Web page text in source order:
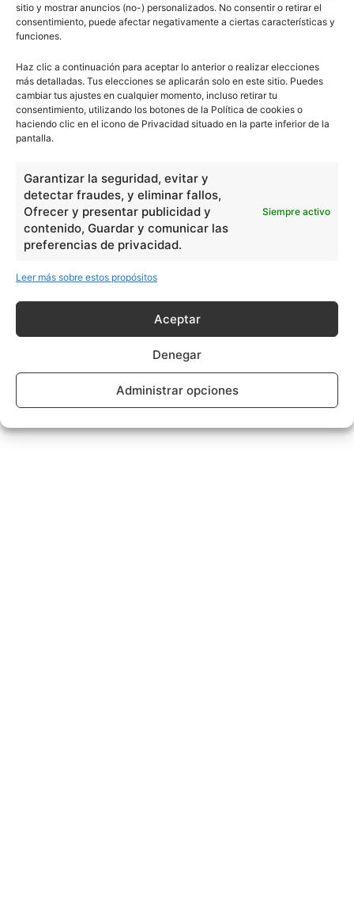
sitio y mostrar anuncios (no-) personalizados. No consentir o retirar el
consentimiento, puede afectar negativamente a ciertas características y
funciones.
Haz clic a continuación para aceptar lo anterior o realizar elecciones
más detalladas. Tus elecciones se aplicarán solo en este sitio. Puedes
cambiar tus ajustes en cualquier momento, incluso retirar tu
consentimiento, utilizando los botones de la Política de cookies o
haciendo clic en el icono de Privacidad situado en la parte inferior de la
pantalla.
Garantizar la seguridad, evitar y
detectar fraudes, y eliminar fallos,
Ofrecer y presentar publicidad y
contenido, Guardar y comunicar las
preferencias de privacidad.
Siempre activo
Leer más sobre estos propósitos
Aceptar
Denegar
Administrar opciones